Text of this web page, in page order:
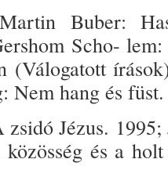
Buber:
Scho-
(Válogatott
Nem hang és
Jézus.
és a